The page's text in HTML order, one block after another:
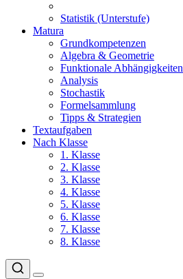
Statistik (Unterstufe)
Matura
Grundkompetenzen
Algebra & Geometrie
Funktionale Abhängigkeiten
Analysis
Stochastik
Formelsammlung
Tipps & Strategien
Textaufgaben
Nach Klasse
1. Klasse
2. Klasse
3. Klasse
4. Klasse
5. Klasse
6. Klasse
7. Klasse
8. Klasse